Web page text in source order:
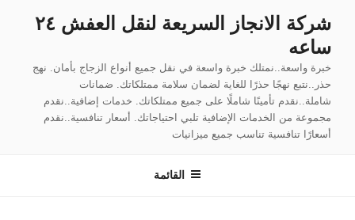
المحتوى
شركة الانجاز السريعة لنقل العفش ٢٤
ساعه
خبرة واسعة..نمتلك خبرة واسعة في نقل جميع أنواع الزجاج بأمان. نهج
حذر..نتبع نهجًا حذرًا للغاية لضمان سلامة ممتلكاتك. ضمانات
شاملة..نقدم تأمينًا شاملًا على جميع ممتلكاتك. خدمات إضافية..نقدم
مجموعة من الخدمات الإضافية تلبي احتياجاتك. أسعار تنافسية..نقدم
أسعارًا تنافسية تناسب جميع ميزانيات
القائمة